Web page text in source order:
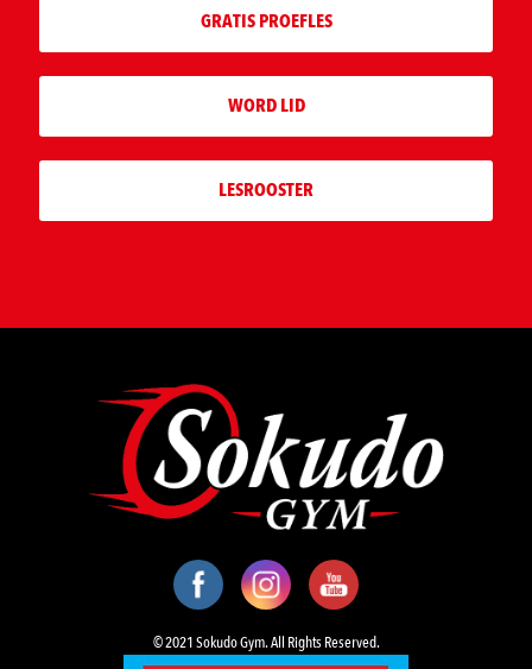
GRATIS PROEFLES
WORD LID
LESROOSTER
© 2021 Sokudo Gym. All Rights Reserved.